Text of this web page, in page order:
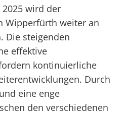
2025 wird der
Wipperfürth weiter an
Die steigenden
effektive
kontinuierliche
Durch
eine enge
den verschiedenen